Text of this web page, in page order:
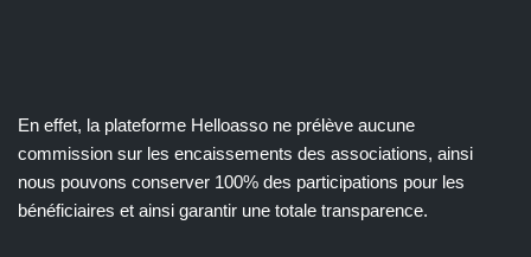
En effet, la plateforme Helloasso ne prélève aucune
commission sur les encaissements des associations, ainsi
nous pouvons conserver 100% des participations pour les
bénéficiaires et ainsi garantir une totale transparence.